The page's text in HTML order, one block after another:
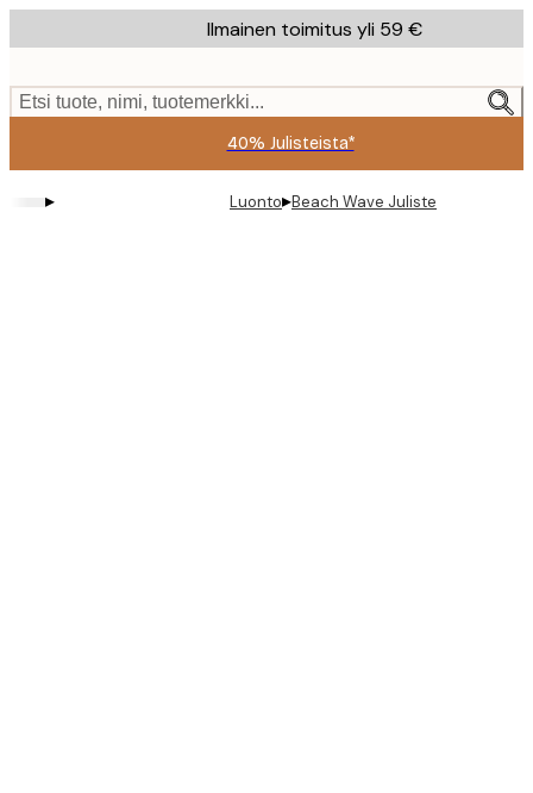
to
content.
Ilmainen toimitus yli 59 €
Etsi tuote, nimi, tuotemerkki...
40% Julisteista*
▸ Luonto▸Beach Wave Juliste